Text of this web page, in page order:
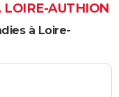
LOIRE-AUTHION
à Loire-